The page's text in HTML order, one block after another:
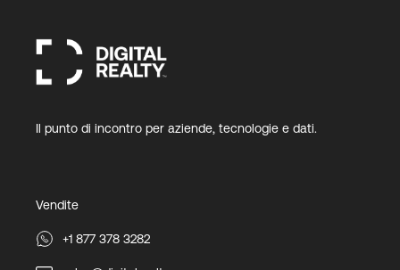
Il punto di incontro per aziende, tecnologie e dati.
Vendite
+1 877 378 3282